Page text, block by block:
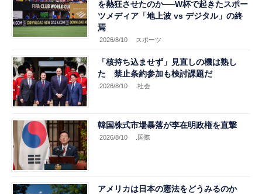
を熱狂させたのか──W杯で起きたスポー
ツメディア「地上波 vs デジタル」の終
焉
2026/8/10 スポーツ
「核持ち込ませず」見直しの機は熟し
た 禁止条約参加も検討課題だ
2026/8/10 .社会
韓国株式市場暴落が李在明政権を直撃
2026/8/10 .国際
アメリカは日本の憲法をどうみるのか